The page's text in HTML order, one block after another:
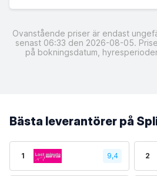
Ovanstående priser är endast
senast 06:33 den 2026-08-05.
på bokningsdatum,
Bästa leverantörer på
1 9,4 2